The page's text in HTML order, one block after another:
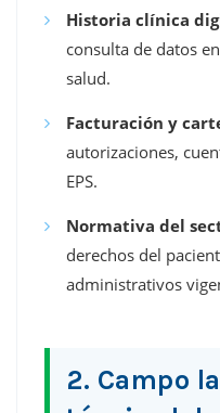
Historia clínica
consulta de datos
salud.
Facturación y
autorizaciones,
EPS.
Normativa del
derechos del
administrativos
2. Campo